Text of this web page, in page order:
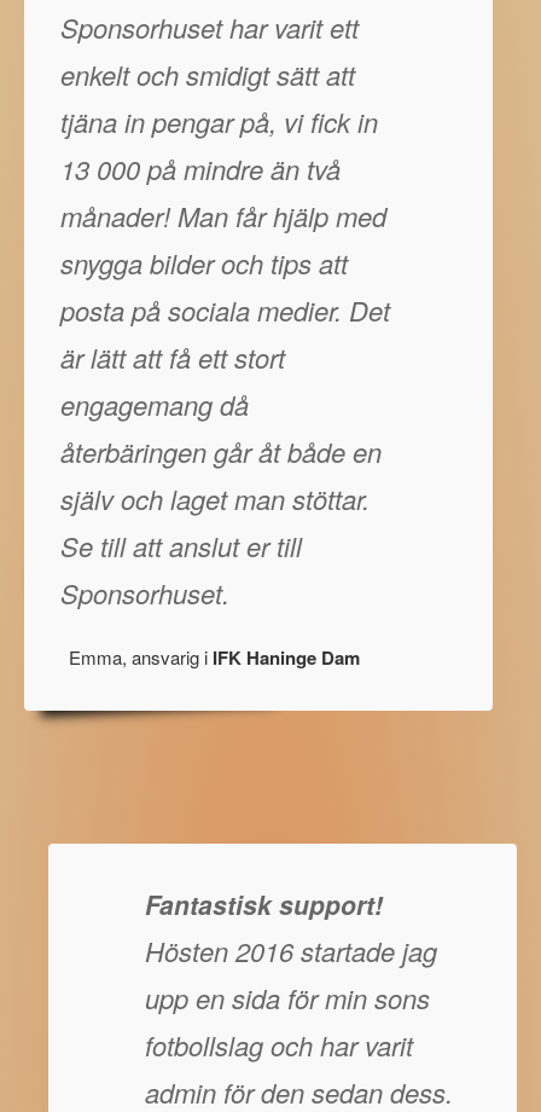
Sponsorhuset har varit ett
enkelt och smidigt sätt att
tjäna in pengar på, vi fick in
13 000 på mindre än två
månader! Man får hjälp med
snygga bilder och tips att
posta på sociala medier. Det
är lätt att få ett stort
engagemang då
återbäringen går åt både en
själv och laget man stöttar.
Se till att anslut er till
Sponsorhuset.
Emma, ansvarig i IFK Haninge Dam
Fantastisk support!
Hösten 2016 startade jag
upp en sida för min sons
fotbollslag och har varit
admin för den sedan dess.